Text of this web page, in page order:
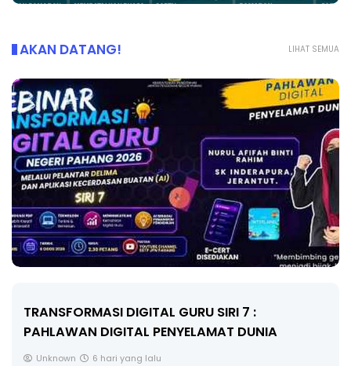
LIHAT SEMUA
AKAN DATANG!
MAJLIS ANUGERAH FFK (FESTIVAL LENSA
PENDIDIKAN - FLeP) 2026
Unknown 7 hari yang lalu